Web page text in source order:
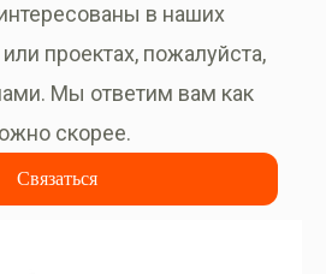
в наших
проектах, пожалуйста,
Мы ответим вам как
скорее.
Связаться